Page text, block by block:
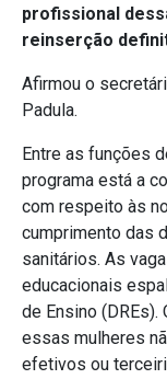
profissional
reinserção
Afirmou o
Padula.
Entre as funções
programa está a
com respeito às
cumprimento das
sanitários. As
educacionais
de Ensino
essas mulheres
efetivos ou